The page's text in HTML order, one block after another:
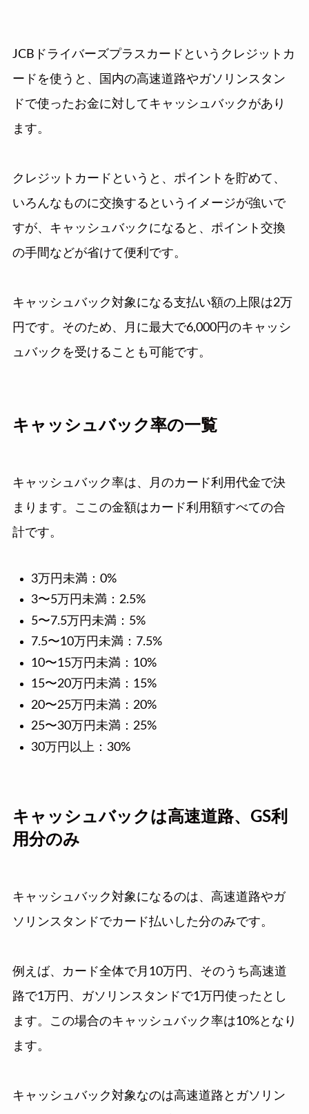
JCBドライバーズプラスカードというクレジットカ
ードを使うと、国内の高速道路やガソリンスタン
ドで使ったお金に対してキャッシュバックがあり
ます。
クレジットカードというと、ポイントを貯めて、
いろんなものに交換するというイメージが強いで
すが、キャッシュバックになると、ポイント交換
の手間などが省けて便利です。
キャッシュバック対象になる支払い額の上限は2万
円です。そのため、月に最大で6,000円のキャッシ
ュバックを受けることも可能です。
キャッシュバック率の一覧
キャッシュバック率は、月のカード利用代金で決
まります。ここの金額はカード利用額すべての合
計です。
3万円未満：0%
3〜5万円未満：2.5%
5〜7.5万円未満：5%
7.5〜10万円未満：7.5%
10〜15万円未満：10%
15〜20万円未満：15%
20〜25万円未満：20%
25〜30万円未満：25%
30万円以上：30%
キャッシュバックは高速道路、GS利
用分のみ
キャッシュバック対象になるのは、高速道路やガ
ソリンスタンドでカード払いした分のみです。
例えば、カード全体で月10万円、そのうち高速道
路で1万円、ガソリンスタンドで1万円使ったとし
ます。この場合のキャッシュバック率は10%となり
ます。
キャッシュバック対象なのは高速道路とガソリン